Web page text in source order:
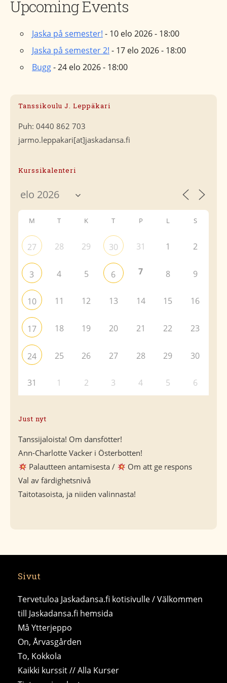
Upcoming Events
Jaska på semester! - 10 elo 2026 - 18:00
Jaska på semester 2! - 17 elo 2026 - 18:00
Bugg- 24 elo 2026 - 18:00
Tanssikoulu J. Leppäkari
Puh: 0440 862 703
jarmo.leppakari[at]jaskadansa.fi
Kurssikalenteri
M T K T P L S
27 28 29 30 31 1 2
3 4 5 6 7 8 9
10 11 12 13 14 15 16
17 18 19 20 21 22 23
24 25 26 27 28 29 30
31 1 2 3 4 5 6
Just nyt
Tanssijaloista! Om dansfötter!
Ann-Charlotte Vacker i Österbotten!
Palautteen antamisesta /
Om att ge respons
Val av färdighetsnivå
Taitotasoista, ja niiden valinnasta!
Sivut
Tervetuloa Jaskadansa.fi kotisivulle / Välkommen
till Jaskadansa.fi hemsida
Må Ytterjeppo
On, Årvasgården
To, Kokkola
Kaikki kurssit // Alla Kurser